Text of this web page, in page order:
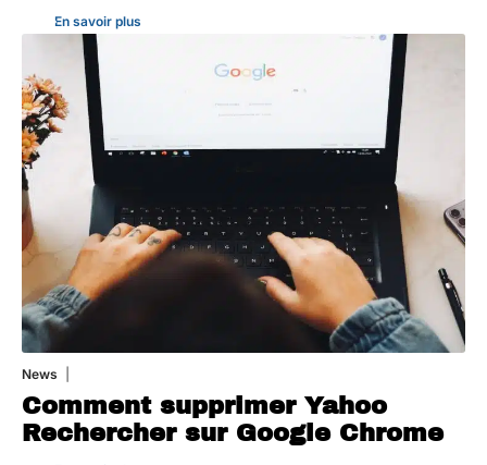
En savoir plus
News
Comment supprimer Yahoo
Rechercher sur Google Chrome